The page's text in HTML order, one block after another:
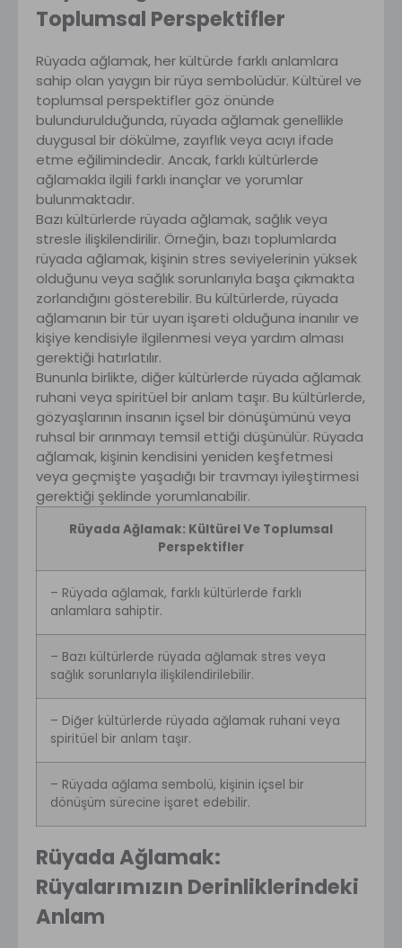
Toplumsal Perspektifler
Rüyada ağlamak, her kültürde farklı anlamlara
sahip olan yaygın bir rüya sembolüdür. Kültürel ve
toplumsal perspektifler göz önünde
bulundurulduğunda, rüyada ağlamak genellikle
duygusal bir dökülme, zayıflık veya acıyı ifade
etme eğilimindedir. Ancak, farklı kültürlerde
ağlamakla ilgili farklı inançlar ve yorumlar
bulunmaktadır.
Bazı kültürlerde rüyada ağlamak, sağlık veya
stresle ilişkilendirilir. Örneğin, bazı toplumlarda
rüyada ağlamak, kişinin stres seviyelerinin yüksek
olduğunu veya sağlık sorunlarıyla başa çıkmakta
zorlandığını gösterebilir. Bu kültürlerde, rüyada
ağlamanın bir tür uyarı işareti olduğuna inanılır ve
kişiye kendisiyle ilgilenmesi veya yardım alması
gerektiği hatırlatılır.
Bununla birlikte, diğer kültürlerde rüyada ağlamak
ruhani veya spiritüel bir anlam taşır. Bu kültürlerde,
gözyaşlarının insanın içsel bir dönüşümünü veya
ruhsal bir arınmayı temsil ettiği düşünülür. Rüyada
ağlamak, kişinin kendisini yeniden keşfetmesi
veya geçmişte yaşadığı bir travmayı iyileştirmesi
gerektiği şeklinde yorumlanabilir.
Rüyada Ağlamak: Kültürel Ve Toplumsal
Perspektifler
– Rüyada ağlamak, farklı kültürlerde farklı
anlamlara sahiptir.
– Bazı kültürlerde rüyada ağlamak stres veya
sağlık sorunlarıyla ilişkilendirilebilir.
– Diğer kültürlerde rüyada ağlamak ruhani veya
spiritüel bir anlam taşır.
– Rüyada ağlama sembolü, kişinin içsel bir
dönüşüm sürecine işaret edebilir.
Rüyada Ağlamak:
Rüyalarımızın Derinliklerindeki
Anlam